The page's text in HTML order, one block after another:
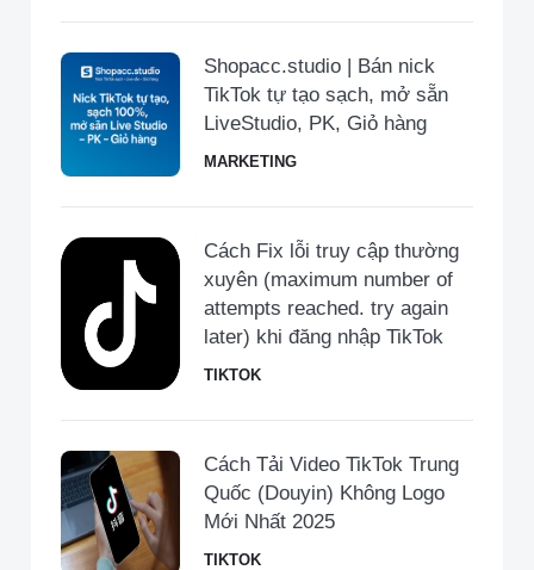
Shopacc.studio | Bán nick
TikTok tự tạo sạch, mở sẵn
LiveStudio, PK, Giỏ hàng
MARKETING
Cách Fix lỗi truy cập thường
xuyên (maximum number of
attempts reached. try again
later) khi đăng nhập TikTok
TIKTOK
Cách Tải Video TikTok Trung
Quốc (Douyin) Không Logo
Mới Nhất 2025
TIKTOK